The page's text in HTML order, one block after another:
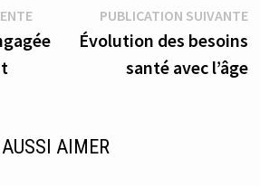
Publication
précédente :
PUBLICATION SUIVANTE
Évolution des besoins
santé avec l’âge
AIMER